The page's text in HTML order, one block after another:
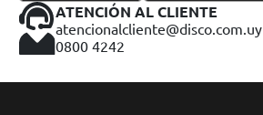
ATENCIÓN AL CLIENTE
atencionalcliente@disco.com.uy
0800 4242